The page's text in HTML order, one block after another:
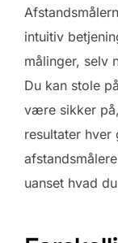
intuitiv
målinger, selv
Du kan stole
være sikker
resultater hver
uanset hvad